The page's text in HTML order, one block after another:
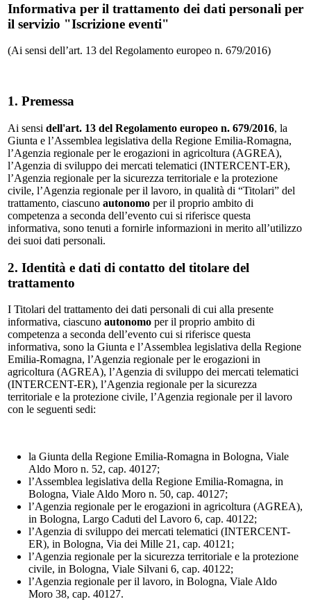
Informativa per il trattamento dei dati personali per
il servizio "Iscrizione eventi"
(Ai sensi dell’art. 13 del Regolamento europeo n. 679/2016)
1. Premessa
Ai sensi dell'art. 13 del Regolamento europeo n. 679/2016, la
Giunta e l’Assemblea legislativa della Regione Emilia-Romagna,
l’Agenzia regionale per le erogazioni in agricoltura (AGREA),
l’Agenzia di sviluppo dei mercati telematici (INTERCENT-ER),
l’Agenzia regionale per la sicurezza territoriale e la protezione
civile, l’Agenzia regionale per il lavoro, in qualità di “Titolari” del
trattamento, ciascuno autonomo per il proprio ambito di
competenza a seconda dell’evento cui si riferisce questa
informativa, sono tenuti a fornirle informazioni in merito all’utilizzo
dei suoi dati personali.
2. Identità e dati di contatto del titolare del
trattamento
I Titolari del trattamento dei dati personali di cui alla presente
informativa, ciascuno autonomo per il proprio ambito di
competenza a seconda dell’evento cui si riferisce questa
informativa, sono la Giunta e l’Assemblea legislativa della Regione
Emilia-Romagna, l’Agenzia regionale per le erogazioni in
agricoltura (AGREA), l’Agenzia di sviluppo dei mercati telematici
(INTERCENT-ER), l’Agenzia regionale per la sicurezza
territoriale e la protezione civile, l’Agenzia regionale per il lavoro
con le seguenti sedi:
la Giunta della Regione Emilia-Romagna in Bologna, Viale
Aldo Moro n. 52, cap. 40127;
l’Assemblea legislativa della Regione Emilia-Romagna, in
Bologna, Viale Aldo Moro n. 50, cap. 40127;
l’Agenzia regionale per le erogazioni in agricoltura (AGREA),
in Bologna, Largo Caduti del Lavoro 6, cap. 40122;
l’Agenzia di sviluppo dei mercati telematici (INTERCENT-
ER), in Bologna, Via dei Mille 21, cap. 40121;
l’Agenzia regionale per la sicurezza territoriale e la protezione
civile, in Bologna, Viale Silvani 6, cap. 40122;
l’Agenzia regionale per il lavoro, in Bologna, Viale Aldo
Moro 38, cap. 40127.